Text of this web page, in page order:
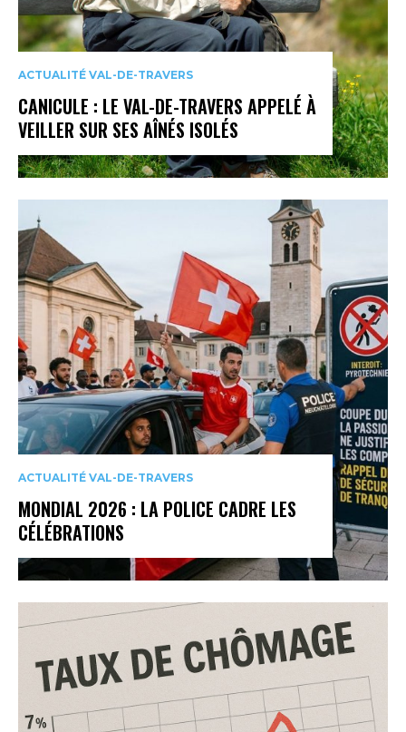
ACTUALITÉ VAL-DE-TRAVERS
CANICULE : LE VAL-DE-TRAVERS APPELÉ À
VEILLER SUR SES AÎNÉS ISOLÉS
ACTUALITÉ VAL-DE-TRAVERS
MONDIAL 2026 : LA POLICE CADRE LES
CÉLÉBRATIONS